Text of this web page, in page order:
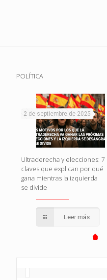
POLÍTICA
2 de septiembre de 2025
Ultraderecha y elecciones: 7
claves que explican por qué
gana mientras la izquierda
se divide
Leer más